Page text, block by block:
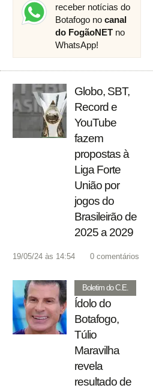
receber notícias do
Botafogo no canal
do FogãoNET no
WhatsApp!
Globo, SBT,
Record e
YouTube
fazem
propostas à
Liga Forte
União por
jogos do
Brasileirão de
2025 a 2029
19/05/24 às 14:54 0 comentários
Boletim do C.E.
Ídolo do
Botafogo,
Túlio
Maravilha
revela
resultado de